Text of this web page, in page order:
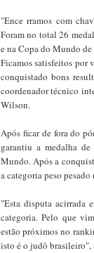
"Ence rramos com
Foram no total 26
e na Copa do Mundo
Ficamos satisfeitos por
conquistado bons
coordenador técnico
Wilson.
Após ficar de fora do
garantiu a medalha
Mundo. Após a
a categoria peso
"Esta disputa acirrada
categoria. Pelo que
estão próximos no
isto é o judô brasileiro",